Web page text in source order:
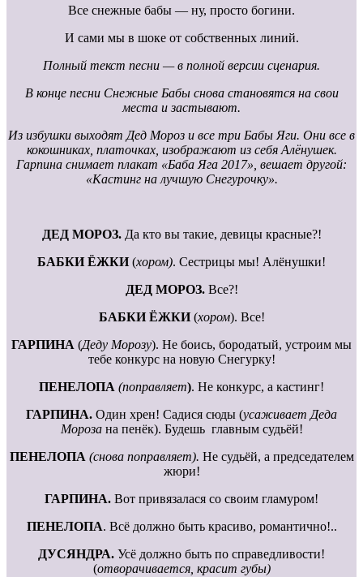
Все снежные бабы — ну, просто богини.
И сами мы в шоке от собственных линий.
Полный текст песни — в полной версии сценария.
В конце песни Снежные Бабы снова становятся на свои
места и застывают.
Из избушки выходят Дед Мороз и все три Бабы Яги. Они все в
кокошниках, платочках, изображают из себя Алёнушек.
Гарпина снимает плакат «Баба Яга 2017», вешает другой:
«Кастинг на лучшую Снегурочку».
ДЕД МОРОЗ. Да кто вы такие, девицы красные?!
БАБКИ ЁЖКИ(хором). Сестрицы мы! Алёнушки!
ДЕД МОРОЗ. Все?!
БАБКИ ЁЖКИ(хором). Все!
ГАРПИНА (Деду Морозу). Не боись, бородатый, устроим мы
тебе конкурс на новую Снегурку!
ПЕНЕЛОПА (поправляет). Не конкурс, а кастинг!
ГАРПИНА. Один хрен! Садися сюды (усаживает Деда
Морозана пенёк). Будешь главным судьёй!
ПЕНЕЛОПА (снова поправляет). Не судьёй, а председателем
жюри!
ГАРПИНА. Вот привязалася со своим гламуром!
ПЕНЕЛОПА. Всё должно быть красиво, романтично!..
ДУСЯНДРА. Усё должно быть по справедливости!
(отворачивается, красит губы)